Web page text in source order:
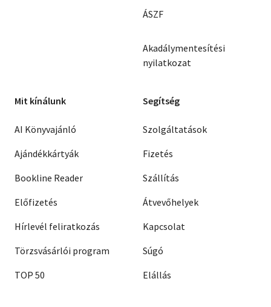
ÁSZF
Akadálymentesítési
nyilatkozat
Mit kínálunk
AI Könyvajánló
Ajándékkártyák
Bookline Reader
Előfizetés
Hírlevél feliratkozás
Törzsvásárlói program
TOP 50
Segítség
Szolgáltatások
Fizetés
Szállítás
Átvevőhelyek
Kapcsolat
Súgó
Elállás